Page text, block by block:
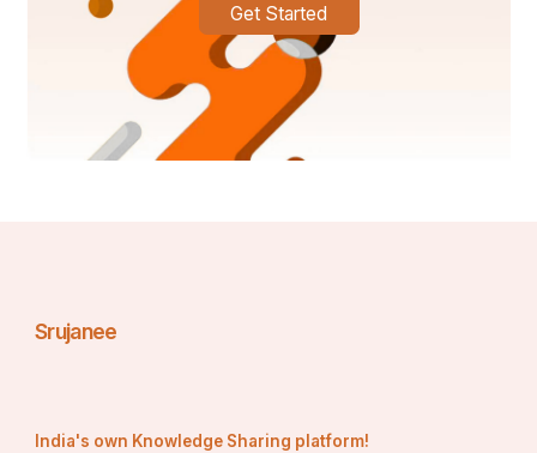
Get Started
Srujanee
India's own Knowledge Sharing platform!